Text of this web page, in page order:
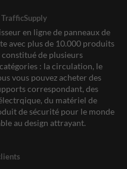
en ligne de panneaux de
avec plus de 10.000 produits
de plusieurs
: la circulation, le
vous pouvez acheter des
correspondant, des
du matériel de
de sécurité pour le monde
au design attrayant.